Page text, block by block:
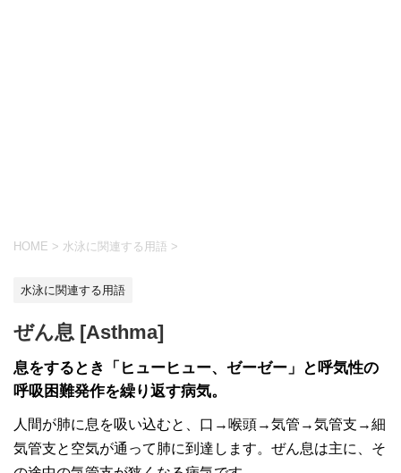
HOME > 水泳に関連する用語 >
水泳に関連する用語
ぜん息 [Asthma]
息をするとき「ヒューヒュー、ゼーゼー」と呼気性の
呼吸困難発作を繰り返す病気。
人間が肺に息を吸い込むと、口→喉頭→気管→気管支→細
気管支と空気が通って肺に到達します。ぜん息は主に、そ